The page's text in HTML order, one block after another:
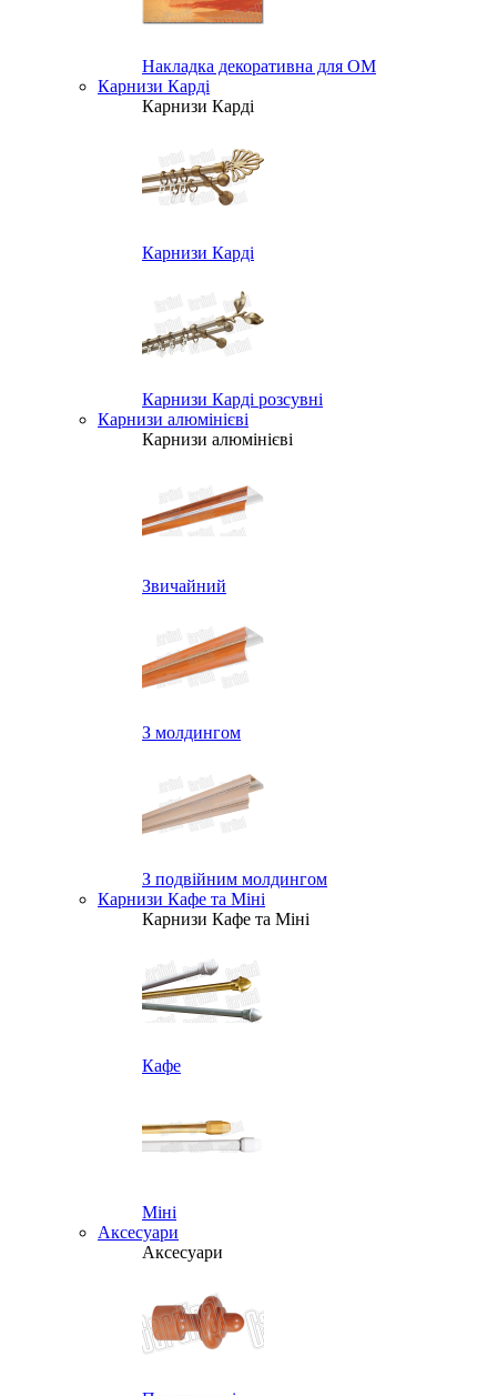
Накладка декоративна для ОМ
Карнизи Карді
Карнизи Карді
Карнизи Карді
Карнизи Карді розсувні
Карнизи алюмінієві
Карнизи алюмінієві
Звичайний
З молдингом
З подвійним молдингом
Карнизи Кафе та Міні
Карнизи Кафе та Міні
Кафе
Міні
Аксесуари
Аксесуари